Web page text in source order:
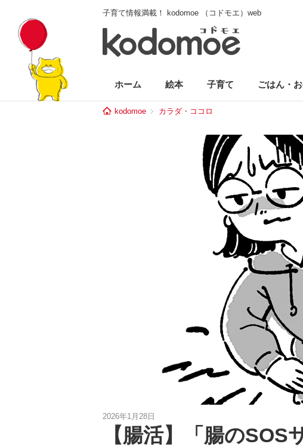
子育て情報満載！ kodomoe （コドモエ）web
ホーム 絵本 子育て ごはん・
kodomoe カラダ・ココロ
2026年1月28日
【腸活】「腸のSOS